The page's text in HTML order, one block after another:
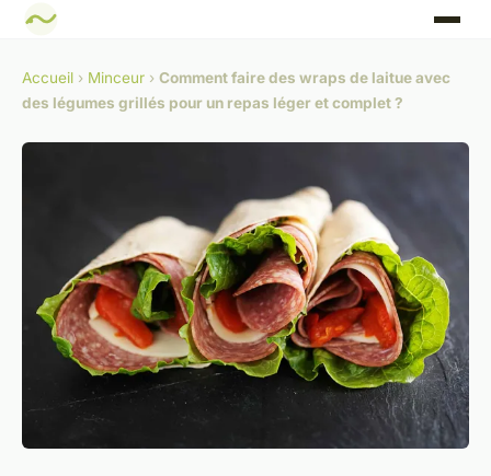
Accueil › Minceur › Comment faire des wraps de laitue avec
des légumes grillés pour un repas léger et complet ?